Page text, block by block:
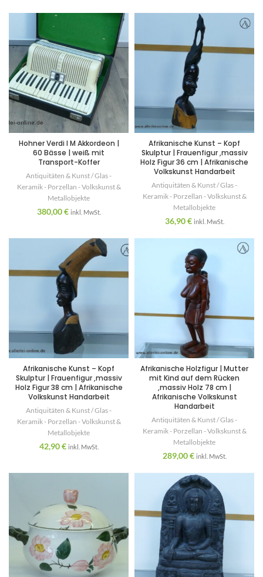
Hohner Verdi I M Akkordeon |
60 Bässe | weiß mit
Transport-Koffer
Antiquitäten & Kunst / Glas -
Keramik - Porzellan - Volkskunst &
Metallobjekte
380,00€ inkl. MwSt.
Afrikanische Kunst – Kopf
Skulptur | Frauenfigur ,massiv
Holz Figur 36 cm | Afrikanische
Volkskunst Handarbeit
Antiquitäten & Kunst / Glas -
Keramik - Porzellan - Volkskunst &
Metallobjekte
36,90€ inkl. MwSt.
Afrikanische Kunst – Kopf
Skulptur | Frauenfigur ,massiv
Holz Figur 38 cm | Afrikanische
Volkskunst Handarbeit
Antiquitäten & Kunst / Glas -
Keramik - Porzellan - Volkskunst &
Metallobjekte
42,90€ inkl. MwSt.
Afrikanische Holzfigur | Mutter
mit Kind auf dem Rücken
,massiv Holz 78 cm |
Afrikanische Volkskunst
Handarbeit
Antiquitäten & Kunst / Glas -
Keramik - Porzellan - Volkskunst &
Metallobjekte
289,00€ inkl. MwSt.